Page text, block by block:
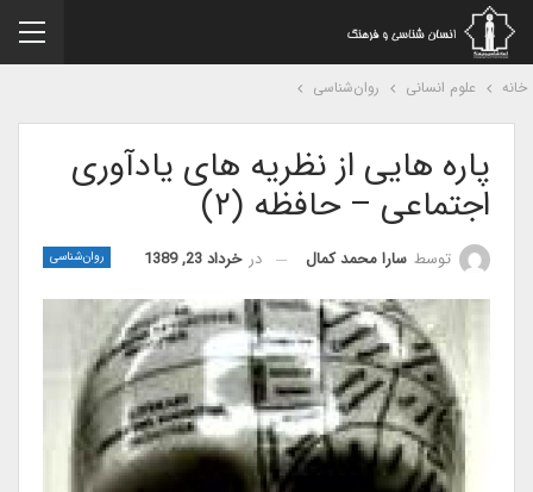
علوم انسانی روان‌شناسی
پاره هایی از نظریه های یادآوری
اجتماعی – حافظه (۲)
روان‌شناسی توسطسارا محمد کمال درخرداد 23, 1389